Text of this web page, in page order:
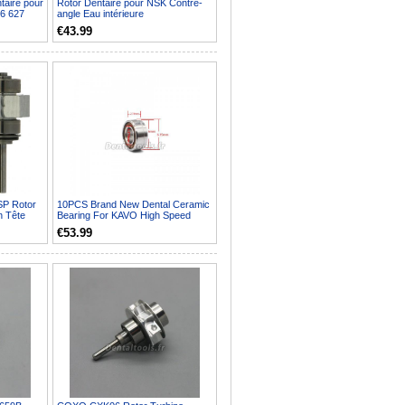
pour
627
Rotor Dentaire pour NSK Contre-
angle Eau intérieure
€43.99
Rotor
Tête
10PCS Brand New Dental Ceramic
Bearing For KAVO High Speed
Handpiece Turbine
€53.99